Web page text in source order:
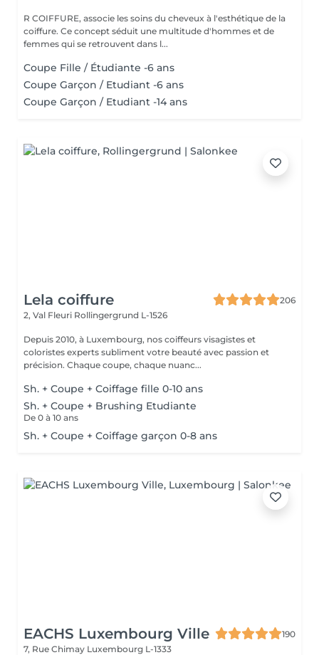
R COIFFURE, associe les soins du cheveux à l'esthétique de la
coiffure. Ce concept séduit une multitude d'hommes et de
femmes qui se retrouvent dans l...
Coupe Fille / Étudiante -6 ans
Coupe Garçon / Etudiant -6 ans
Coupe Garçon / Etudiant -14 ans
Lela coiffure
206
2, Val Fleuri Rollingergrund L-1526
Depuis 2010, à Luxembourg, nos coiffeurs visagistes et
coloristes experts subliment votre beauté avec passion et
précision. Chaque coupe, chaque nuanc...
Sh. + Coupe + Coiffage fille 0-10 ans
Sh. + Coupe + Brushing Etudiante
De 0 à 10 ans
Sh. + Coupe + Coiffage garçon 0-8 ans
EACHS Luxembourg Ville
190
7, Rue Chimay Luxembourg L-1333